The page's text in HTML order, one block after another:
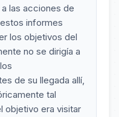
las acciones de
informes
los objetivos del
no se dirigía a
de su llegada allí,
tal
objetivo era visitar